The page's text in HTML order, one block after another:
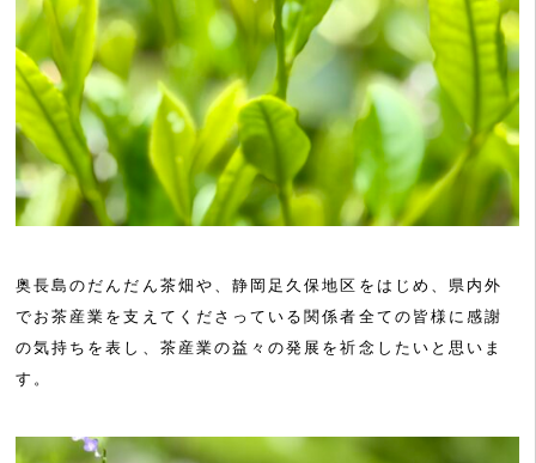
奥長島のだんだん茶畑や、静岡足久保地区をはじめ、県内外
でお茶産業を支えてくださっている関係者全ての皆様に感謝
の気持ちを表し、茶産業の益々の発展を祈念したいと思いま
す。